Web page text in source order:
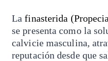
Lafinasterida
se presenta como la
calvicie masculina,
reputación desde que